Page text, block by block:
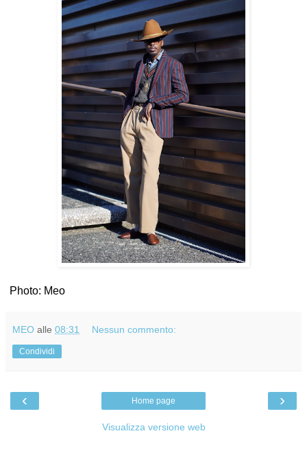
Photo: Meo
MEO alle 08:31 Nessun commento:
Condividi
‹ ›
Home page
Visualizza versione web